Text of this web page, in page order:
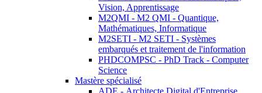
Vision, Apprentissage
M2QMI - M2 QMI - Quantique,
Mathématiques, Informatique
M2SETI - M2 SETI - Systèmes
embarqués et traitement de l'information
PHDCOMPSC - PhD Track - Computer
Science
Mastère spécialisé
ADE - Architecte Digital d'Entreprise